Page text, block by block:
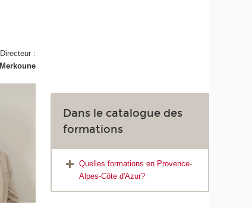
Directeur :
Dans le catalogue des
formations
Quelles formations en Provence-
Alpes-Côte d'Azur?